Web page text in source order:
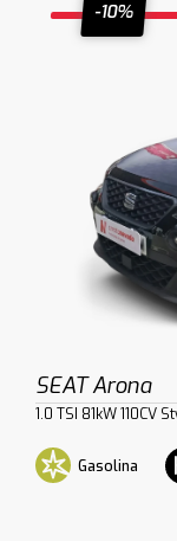
-10%
SEAT Arona
1.0 TSI 81kW 110CV
Gasolina